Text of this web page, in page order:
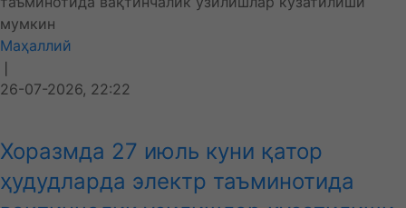
Маҳаллий
❘
26-07-2026, 22:22
Хоразмда 27 июль куни қатор
ҳудудларда электр таъминотида